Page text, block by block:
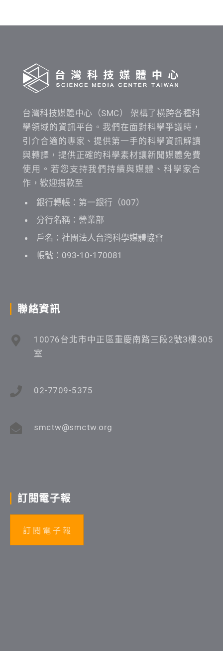
台灣科技媒體中心（SMC） 架構了橫跨各種科
學領域的資訊平台。我們在面對科學爭議時，
引介合適的專家、提供第一手的科學資訊解讀
與轉譯，提供正確的科學素材讓新聞媒體免費
使用。若您支持我們持續與媒體、科學家合
作，歡迎捐款至
銀行轉帳：第一銀行（007）
分行名稱：營業部
戶名：社團法人台灣科學媒體協會
帳號：093-10-170081
聯絡資訊
10076台北市中正區重慶南路三段2號3樓305
室
02-7709-5375
smctw@smctw.org
訂閱電子報
訂 閱 電 子 報